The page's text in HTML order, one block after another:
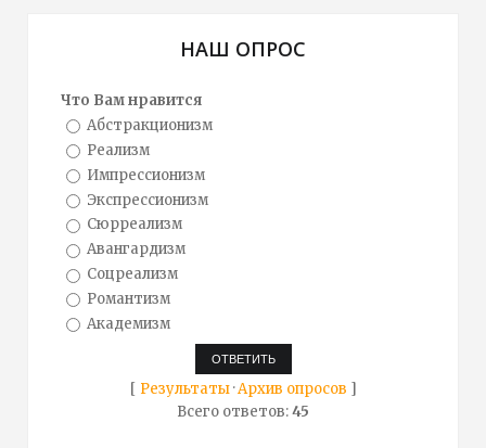
НАШ ОПРОС
Что Вам нравится
Абстракционизм
Реализм
Импрессионизм
Экспрессионизм
Сюрреализм
Авангардизм
Соцреализм
Романтизм
Академизм
[ Результаты·Архив опросов ]
Всего ответов:45